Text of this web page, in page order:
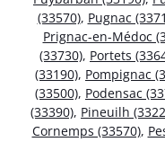
(33570), Pugnac
Prignac-en-Médoc
(33730), Portets
(33190), Pompignac
(33500), Podensac
(33390), Pineuilh
Cornemps (33570),